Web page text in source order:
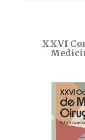
XXVI